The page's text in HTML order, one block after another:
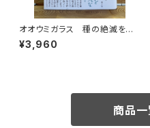
オオウミガラス 種の絶滅をめ
ぐる物語
¥3,960
商品一